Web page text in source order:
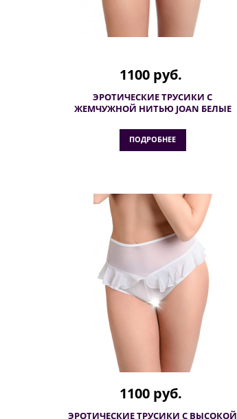
1100 руб.
ЭРОТИЧЕСКИЕ ТРУСИКИ С
ЖЕМЧУЖНОЙ НИТЬЮ JOAN БЕЛЫЕ
ПОДРОБНЕЕ
1100 руб.
ЭРОТИЧЕСКИЕ ТРУСИКИ С ВЫСОКОЙ